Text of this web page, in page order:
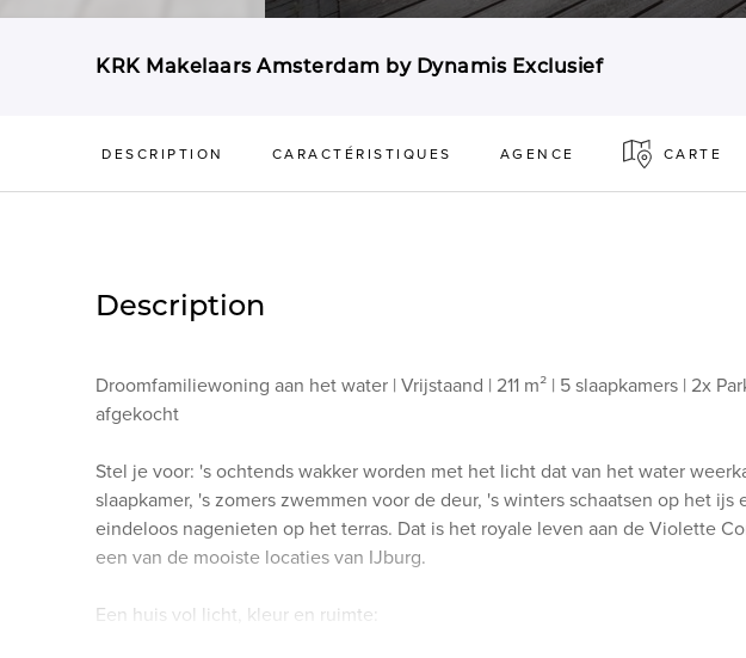
KRK Makelaars Amsterdam by Dynamis Exclusief
DESCRIPTION CARACTÉRISTIQUES AGENCE CARTE
Description
Droomfamiliewoning aan het water | Vrijstaand | 211 m² | 5 slaapkamers | 2x
afgekocht
Stel je voor: 's ochtends wakker worden met het licht dat van het water
slaapkamer, 's zomers zwemmen voor de deur, 's winters schaatsen op het ijs
eindeloos nagenieten op het terras. Dat is het royale leven aan de Violette
een van de mooiste locaties van IJburg.
Een huis vol licht, kleur en ruimte: